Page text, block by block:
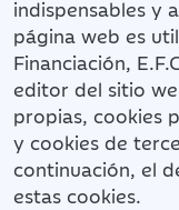
indispensables y
página web es
Financiación,
editor del sitio
propias, cookies
y cookies de
continuación, el
estas cookies.